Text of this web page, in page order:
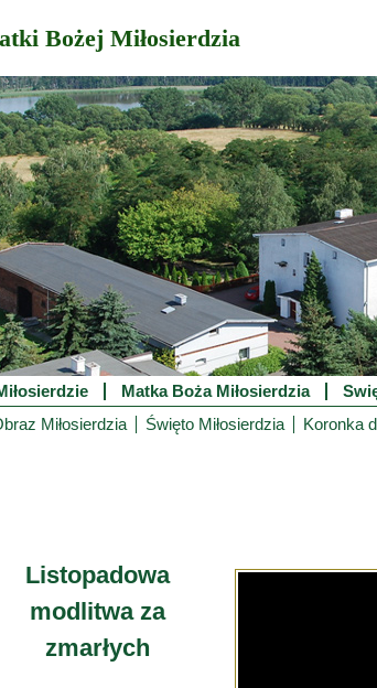
Bożej Miłosierdzia
Matka Boża Miłosierdzia
Miłosierdzia
Święto Miłosierdzia Koronka
Listopadowa
modlitwa za
zmarłych